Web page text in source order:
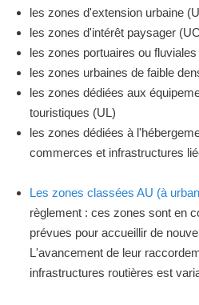
les zones d'extension urbaine
les zones d'intérêt paysager
les zones portuaires ou
les zones urbaines de faible
les zones dédiées aux
touristiques (UL)
les zones dédiées à
commerces et infrastructures
Les zones classées AU (à
règlement : ces zones sont en
prévues pour accueillir de
L'avancement de leur
infrastructures routières est